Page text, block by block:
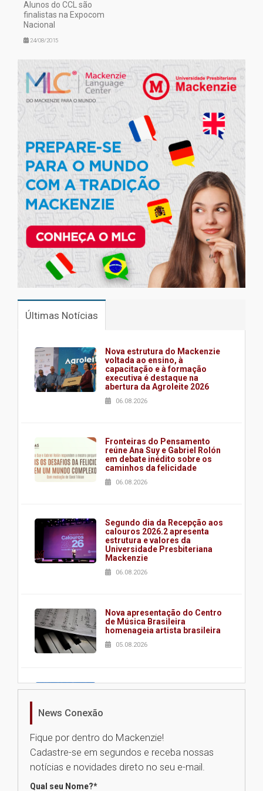
Alunos do CCL são
finalistas na Expocom
Nacional
24/08/2015
Últimas Notícias
Nova estrutura do Mackenzie
voltada ao ensino, à
capacitação e à formação
executiva é destaque na
abertura da Agroleite 2026
06.08.2026
Fronteiras do Pensamento
reúne Ana Suy e Gabriel Rolón
em debate inédito sobre os
caminhos da felicidade
06.08.2026
Segundo dia da Recepção aos
calouros 2026.2 apresenta
estrutura e valores da
Universidade Presbiteriana
Mackenzie
06.08.2026
Nova apresentação do Centro
de Música Brasileira
homenageia artista brasileira
05.08.2026
Universidade Mackenzie
Seminário discute desafios
das novas tecnologias em
News Conexão
Fique por dentro do Mackenzie!
Cadastre-se em segundos e receba nossas
notícias e novidades direto no seu e-mail.
Qual seu Nome?*